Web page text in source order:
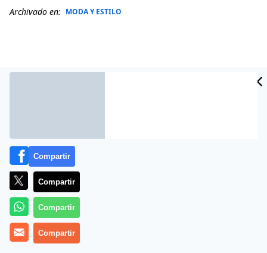
Archivado en: MODA Y ESTILO
Durante cuatro días,
mostrarán y venderán su obra
Emergenciapodremos encontrar fotografías seriadas
y firmadas a ‘precio de costo’
Compartir
Compartir
Compartir
Compartir